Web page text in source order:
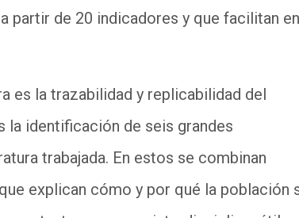
partir de 20 indicadores y que facilitan en
es la trazabilidad y replicabilidad del
la identificación de seis grandes
trabajada. En estos se combinan
explican cómo y por qué la población